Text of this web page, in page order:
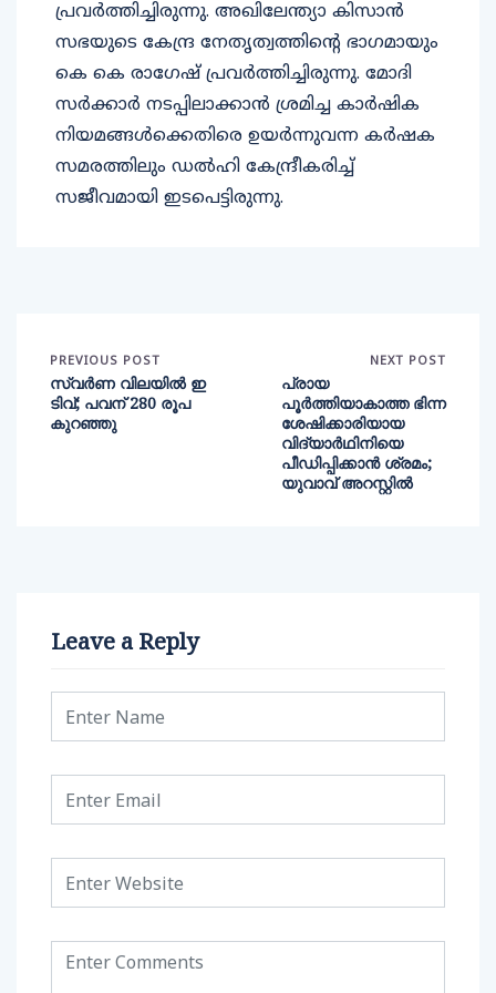
പ്രവര്‍ത്തിച്ചിരുന്നു. അഖിലേന്ത്യാ കിസാന്‍
സഭയുടെ കേന്ദ്ര നേതൃത്വത്തിന്റെ ഭാഗമായും
കെ കെ രാഗേഷ് പ്രവര്‍ത്തിച്ചിരുന്നു. മോദി
സര്‍ക്കാര്‍ നടപ്പിലാക്കാന്‍ ശ്രമിച്ച കാര്‍ഷിക
നിയമങ്ങള്‍ക്കെതിരെ ഉയര്‍ന്നുവന്ന കര്‍ഷക
സമരത്തിലും ഡല്‍ഹി കേന്ദ്രീകരിച്ച്
സജീവമായി ഇടപെട്ടിരുന്നു.
PREVIOUS POST
സ്വര്‍ണ വിലയില്‍ ഇ
ടിവ്; പവന് 280 രൂപ
കുറഞ്ഞു
NEXT POST
പ്രായ
പൂര്‍ത്തിയാകാത്ത ഭിന്ന
ശേഷിക്കാരിയായ
വിദ്യാര്‍ഥിനിയെ
പീഡിപ്പിക്കാന്‍ ശ്രമം;
യുവാവ് അറസ്റ്റില്‍
Leave a Reply